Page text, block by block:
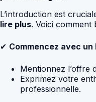
L’introduction est
lire plus. Voici comment
✔ Commencez avec
Mentionnez l’offre
Exprimez votre
professionnelle.